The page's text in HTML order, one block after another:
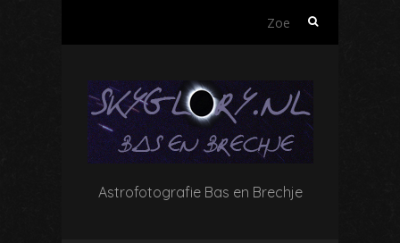
Zoeken
Astrofotografie Bas en Brechje